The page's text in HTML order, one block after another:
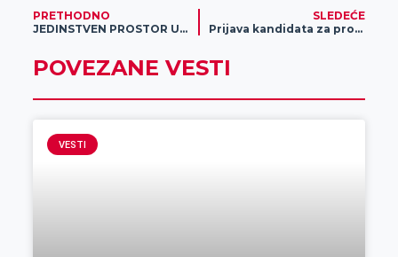
PRETHODNO
JEDINSTVEN PROSTOR U CENTRU GRADA POSVEĆEN ISKLJUČIVO MUŠKARCIMA
SLEDEĆE
Prijava kandidata za projekat “Obukom do zaposlenja“ do 3. oktobra
POVEZANE VESTI
VESTI